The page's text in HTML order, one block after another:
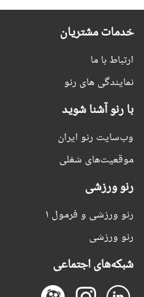
خدمات مشتریان
ارتباط با ما
نمایندگی های رنو
با رنو آشنا شوید
وب‌سایت رنو ایران
موقعیت‌های شغلی
رنو ورزشی
رنو ورزشی و فرمول ۱
رنو ورزشی
شبکه‌های اجتماعی